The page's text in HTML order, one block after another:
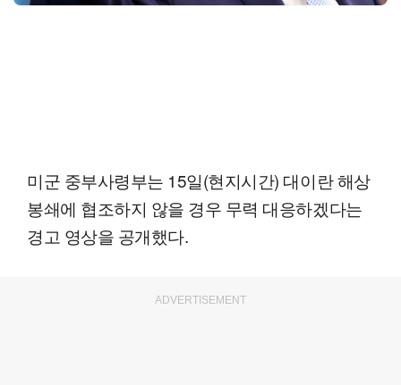
미군 중부사령부는 15일(현지시간) 대이란 해상
봉쇄에 협조하지 않을 경우 무력 대응하겠다는
경고 영상을 공개했다.
ADVERTISEMENT